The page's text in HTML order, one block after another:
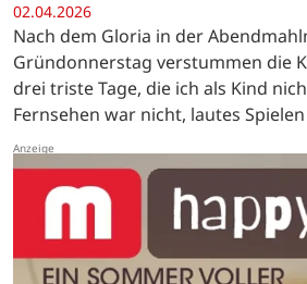
02.04.2026
Nach dem Gloria in der
Gründonnerstag verstummen die
drei triste Tage, die ich als Kind
Fernsehen war nicht, lautes
Essen war eintönig, Karfreitag gabs
Kartoffeln, Karsamstag…